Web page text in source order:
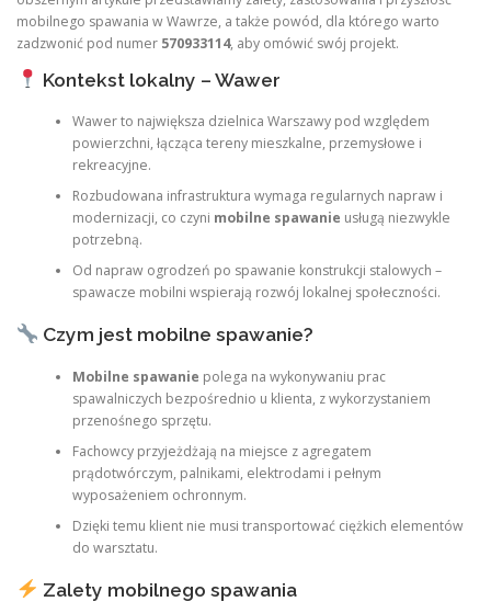
mobilnego spawania w Wawrze, a także powód, dla którego warto
zadzwonić pod numer 570933114, aby omówić swój projekt.
Kontekst lokalny – Wawer
Wawer to największa dzielnica Warszawy pod względem
powierzchni, łącząca tereny mieszkalne, przemysłowe i
rekreacyjne.
Rozbudowana infrastruktura wymaga regularnych napraw i
modernizacji, co czyni mobilne spawanie usługą niezwykle
potrzebną.
Od napraw ogrodzeń po spawanie konstrukcji stalowych –
spawacze mobilni wspierają rozwój lokalnej społeczności.
Czym jest mobilne spawanie?
Mobilne spawanie polega na wykonywaniu prac
spawalniczych bezpośrednio u klienta, z wykorzystaniem
przenośnego sprzętu.
Fachowcy przyjeżdżają na miejsce z agregatem
prądotwórczym, palnikami, elektrodami i pełnym
wyposażeniem ochronnym.
Dzięki temu klient nie musi transportować ciężkich elementów
do warsztatu.
Zalety mobilnego spawania